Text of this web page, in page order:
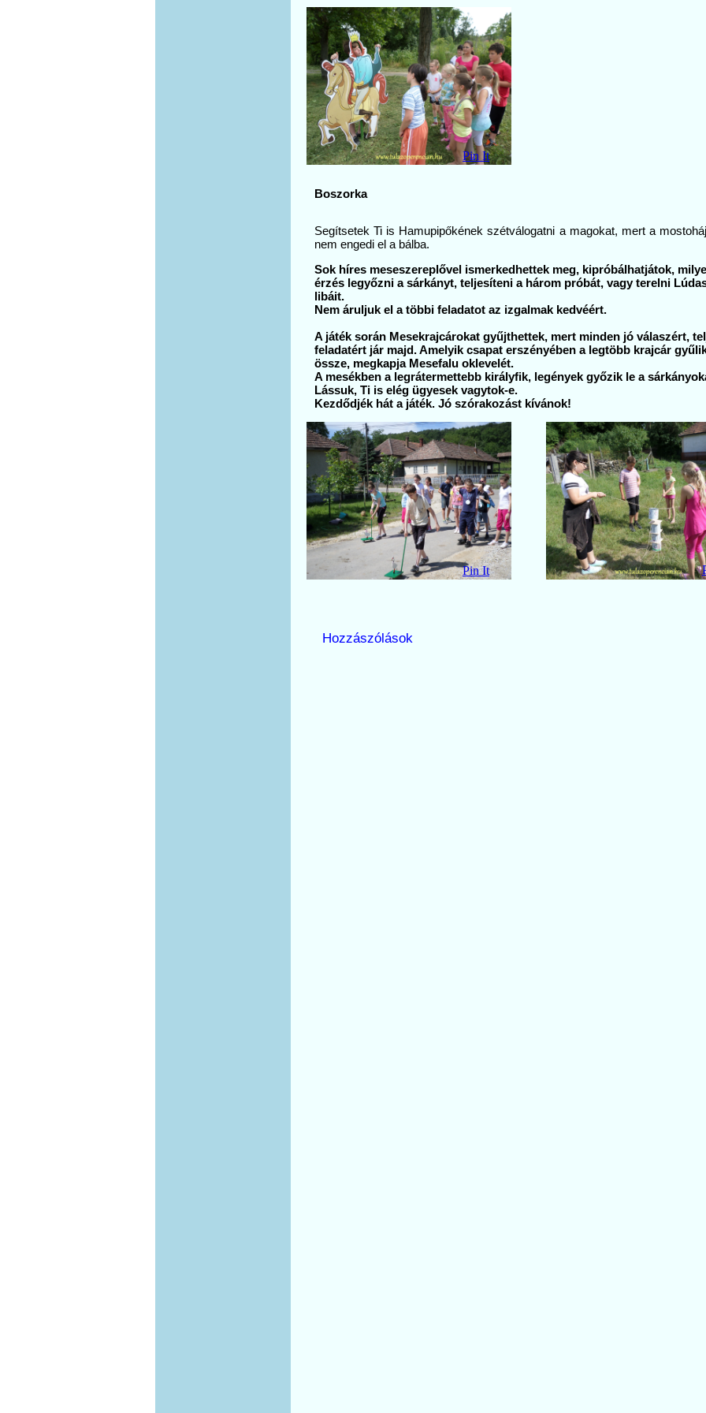
Pin It
Boszorka
Segítsetek Ti is Hamupipőkének szétválogatni a magokat, mert a
nem engedi el a bálba.
Sok híres meseszereplővel ismerkedhettek meg, kipróbálhatjátok,
érzés legyőzni a sárkányt, teljesíteni a három próbát, vagy terelni
libáit.
Nem áruljuk el a többi feladatot az izgalmak kedvéért.
A játék során Mesekrajcárokat gyűjthettek, mert minden jó válaszért,
feladatért jár majd. Amelyik csapat erszényében a legtöbb krajcár
össze, megkapja Mesefalu oklevelét.
A mesékben a legrátermettebb királyfik, legények győzik le a
Lássuk, Ti is elég ügyesek vagytok-e.
Kezdődjék hát a játék. Jó szórakozást kívánok!
Pin It
Hozzászólások